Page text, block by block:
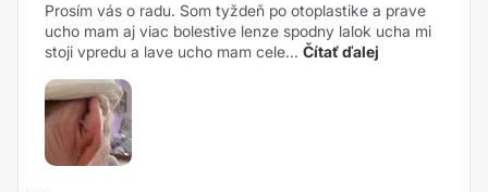
Prosím vás o radu. Som tyždeň po otoplastike a prave
ucho mam aj viac bolestive lenze spodny lalok ucha mi
stoji vpredu a lave ucho mam cele... Čítať ďalej